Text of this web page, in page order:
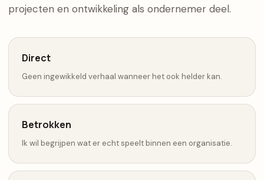
projecten en ontwikkeling als ondernemer deel.
Direct
Geen ingewikkeld verhaal wanneer het ook helder kan.
Betrokken
Ik wil begrijpen wat er echt speelt binnen een organisatie.